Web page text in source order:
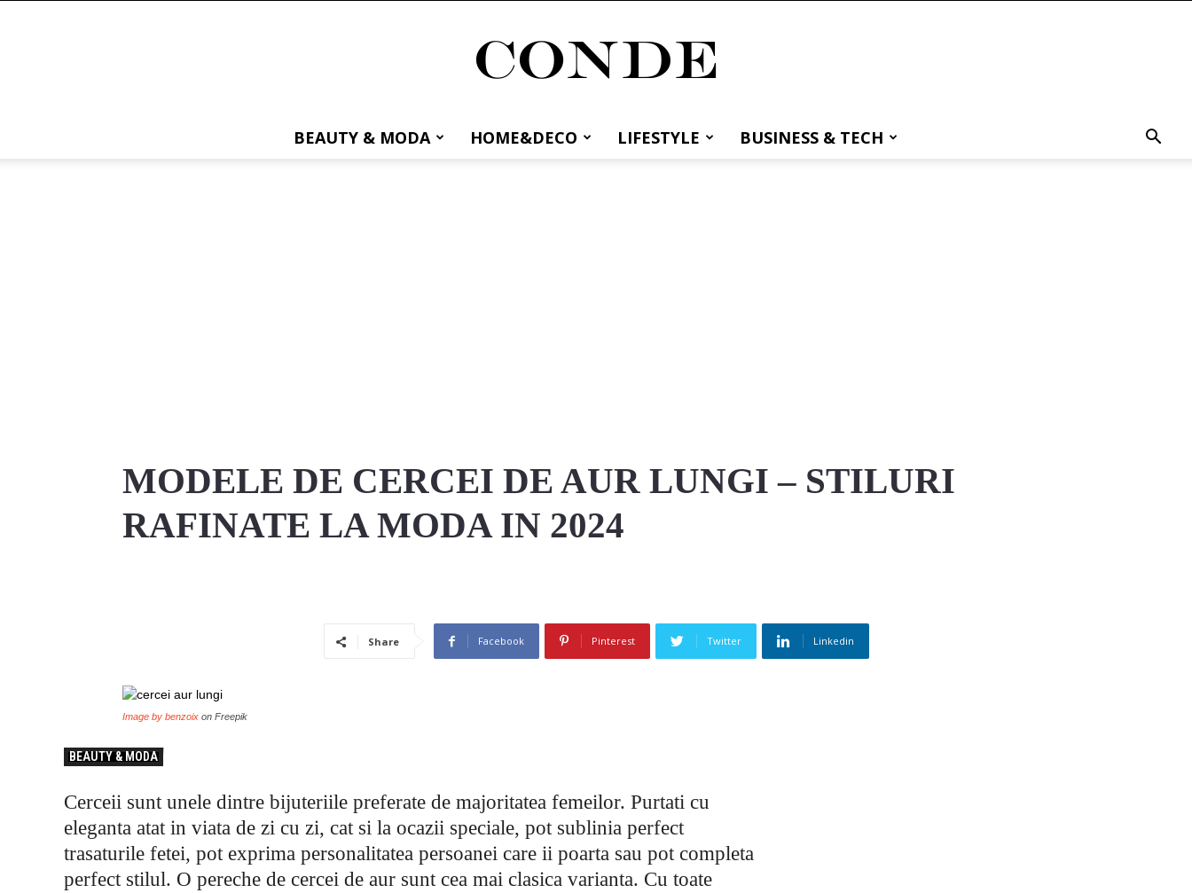
Conde
BEAUTY & MODA HOME&DECO LIFESTYLE BUSINESS & TECH
MODELE DE CERCEI DE AUR LUNGI – STILURI
RAFINATE LA MODA IN 2024
Share Facebook Pinterest Twitter Linkedin
Image by benzoix on Freepik
BEAUTY & MODA
Cerceii sunt unele dintre bijuteriile preferate de majoritatea femeilor. Purtati cu
eleganta atat in viata de zi cu zi, cat si la ocazii speciale, pot sublinia perfect
trasaturile fetei, pot exprima personalitatea persoanei care ii poarta sau pot completa
perfect stilul. O pereche de cercei de aur sunt cea mai clasica varianta. Cu toate